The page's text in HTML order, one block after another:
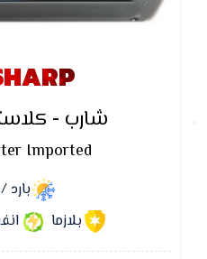
شارب -
Imported
بلازما